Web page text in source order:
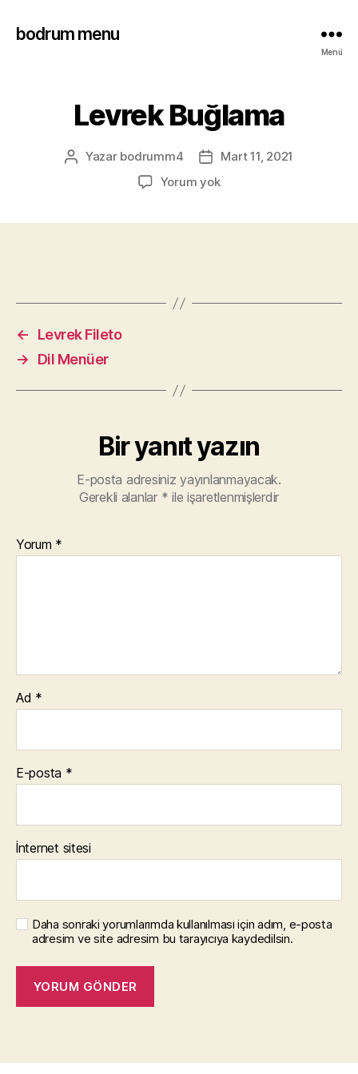
bodrum menu
Menü
Levrek Buğlama
Yazar bodrumm4
Mart 11, 2021
Yorum yok
←
Levrek Fileto
→
Dil Menüer
Bir yanıt yazın
E-posta adresiniz yayınlanmayacak.
Gerekli alanlar * ile işaretlenmişlerdir
Yorum *
Ad *
E-posta *
İnternet sitesi
Daha sonraki yorumlarımda kullanılması için adım, e-posta
adresim ve site adresim bu tarayıcıya kaydedilsin.